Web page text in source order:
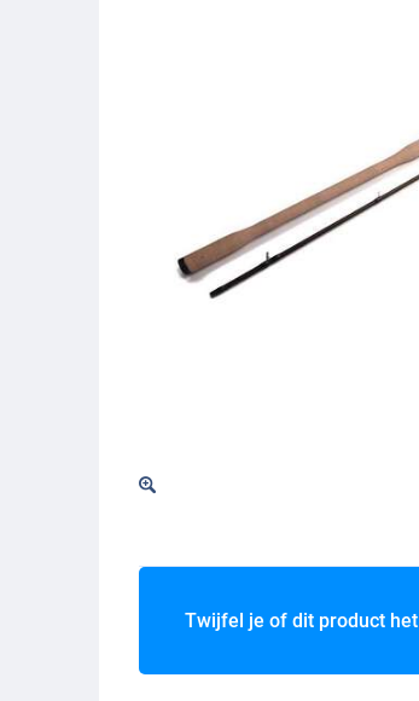
Twijfel je of dit product